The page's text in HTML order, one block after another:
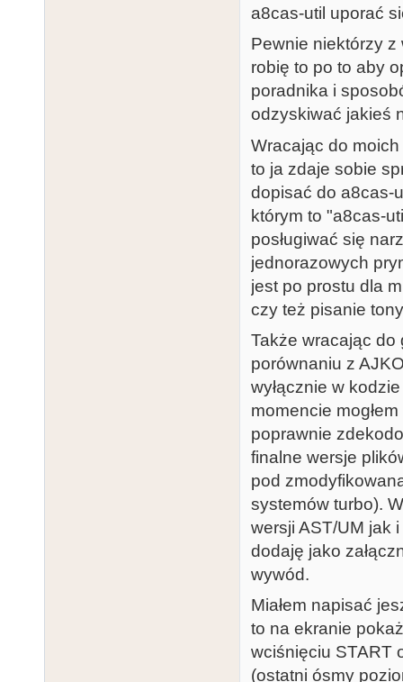
a8cas-util uporać
Pewnie niektórzy
robię to po to aby
poradnika i
odzyskiwać jakieś
Wracając do
to ja zdaje sobie
dopisać do a8cas-
którym to "a8cas-
posługiwać się
jednorazowych
jest po prostu dla
czy też pisanie
Także wracając do
porównaniu z
wyłącznie w
momencie
poprawnie
finalne wersje
pod
systemów turbo).
wersji AST/UM jak
dodaję jako
wywód.
Miałem napisać
to na ekranie
wciśnięciu START
(ostatni ósmy